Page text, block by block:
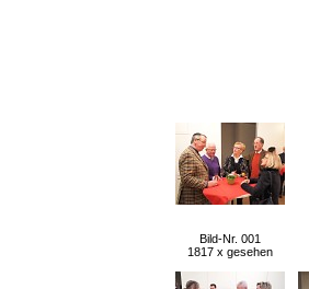
Bild-Nr. 001
1817 x gesehen